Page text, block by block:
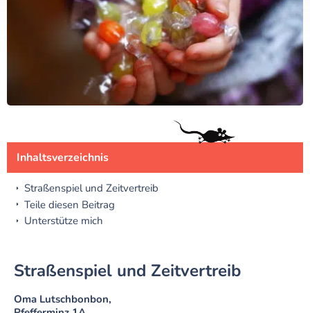
Inhaltsverzeichnis
Straßenspiel und Zeitvertreib
Teile diesen Beitrag
Unterstütze mich
Straßenspiel und Zeitvertreib
Oma Lutschbonbon,